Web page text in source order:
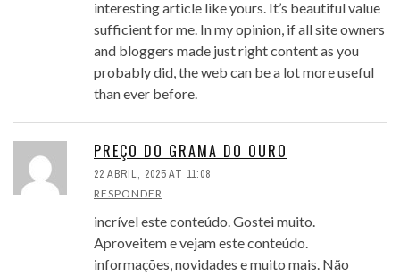
interesting article like yours. It’s beautiful value
sufficient for me. In my opinion, if all site owners
and bloggers made just right content as you
probably did, the web can be a lot more useful
than ever before.
PREÇO DO GRAMA DO OURO
22 ABRIL, 2025 AT 11:08
RESPONDER
incrível este conteúdo. Gostei muito.
Aproveitem e vejam este conteúdo.
informações, novidades e muito mais. Não